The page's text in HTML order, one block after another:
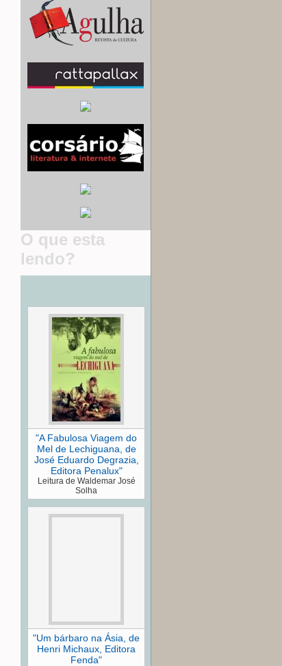
O que esta
lendo?
"A Fabulosa Viagem do
Mel de Lechiguana, de
José Eduardo Degrazia,
Editora Penalux"
Leitura de Waldemar José
Solha
"Um bárbaro na Ásia, de
Henri Michaux, Editora
Fenda"